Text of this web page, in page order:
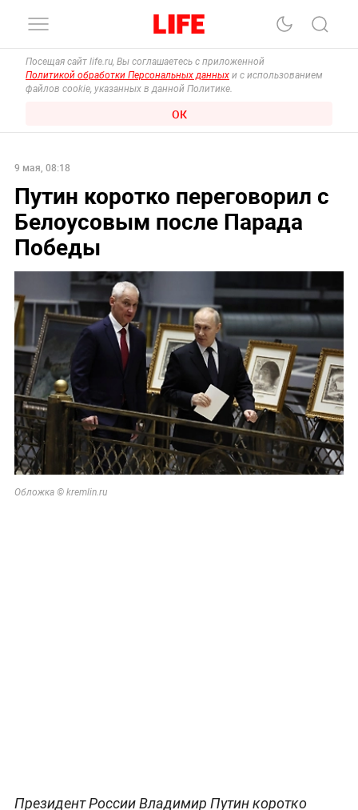
Посещая сайт life.ru, Вы соглашаетесь с приложенной
Политикой обработки Персональных данных и с использованием
файлов cookie, указанных в данной Политике.
ОК
9 мая, 08:18
Путин коротко переговорил с
Белоусовым после Парада
Победы
Обложка © kremlin.ru
Президент России Владимир Путин коротко